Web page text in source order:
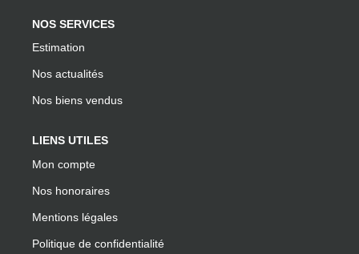
NOS SERVICES
Estimation
Nos actualités
Nos biens vendus
LIENS UTILES
Mon compte
Nos honoraires
Mentions légales
Politique de confidentialité